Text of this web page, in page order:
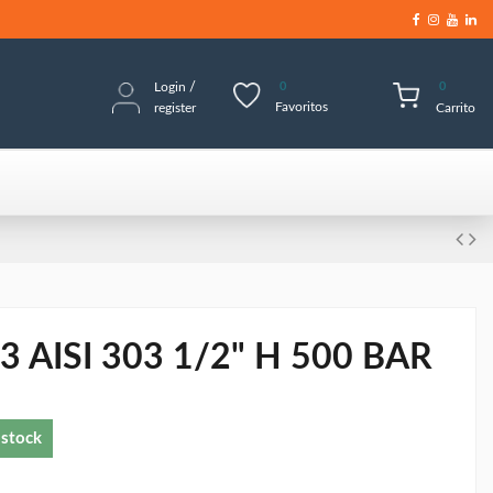
Login /
register
0
Favoritos
0
Carrito
AISI 303 1/2" H 500 BAR